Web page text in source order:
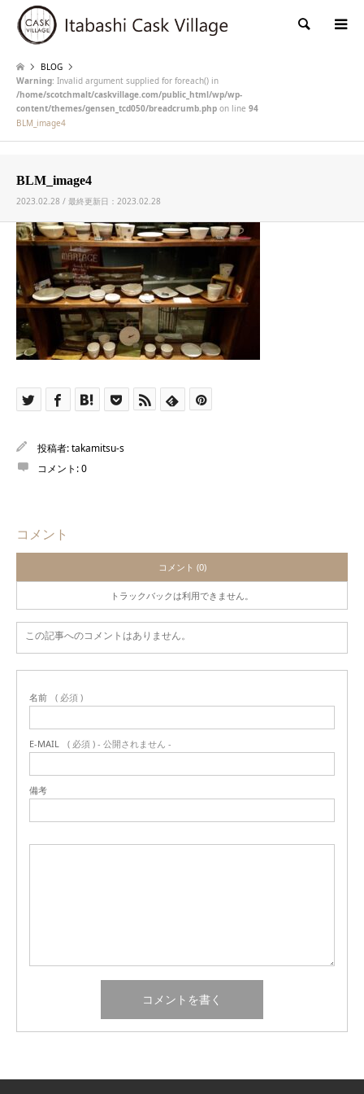
検索
BLOG
Warning: Invalid argument supplied for foreach() in
/home/scotchmalt/caskvillage.com/public_html/wp/wp-
content/themes/gensen_tcd050/breadcrumb.php on line 94
BLM_image4
BLM_image4
2023.02.28 / 最終更新日：2023.02.28
投稿者:takamitsu-s
コメント:0
コメント
コメント (0)
トラックバックは利用できません。
この記事へのコメントはありません。
名前 ( 必須 )
E-MAIL ( 必須 ) - 公開されません -
備考